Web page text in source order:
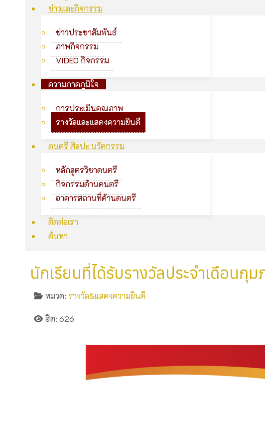
ข่าวและกิจกรรม
ข่าวประชาสัมพันธ์
ภาพกิจกรรม
VIDEO กิจกรรม
ความภาคภูมิใจ
การประเมินคุณภาพ
รางวัลและแสดงความยินดี
ดนตรี ศิลปะ นวัตกรรม
หลักสูตรวิชาดนตรี
กิจกรรมด้านดนตรี
อาคารสถานที่ด้านดนตรี
ติดต่อเรา
ค้นหา
นักเรียนที่ได้รับรางวัลประจำเดือน
หมวด:รางวัล&แสดงความยินดี
ฮิต: 626